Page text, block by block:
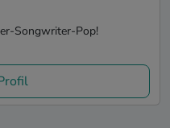
Songwriter-Pop!